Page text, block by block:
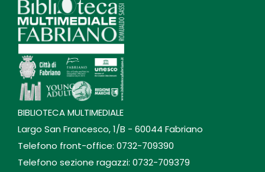
BIBLIOTECA MULTIMEDIALE
Largo San Francesco, 1/B - 60044 Fabriano
Telefono front-office: 0732-709390
Telefono sezione ragazzi: 0732-709379